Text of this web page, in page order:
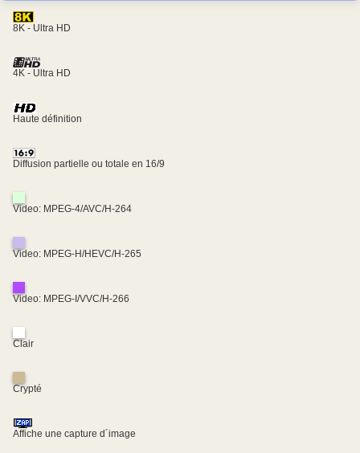
8K - Ultra HD
4K - Ultra HD
Haute définition
Diffusion partielle ou totale en 16/9
Video: MPEG-4/AVC/H-264
Video: MPEG-H/HEVC/H-265
Video: MPEG-I/VVC/H-266
Clair
Crypté
Affiche une capture d´image